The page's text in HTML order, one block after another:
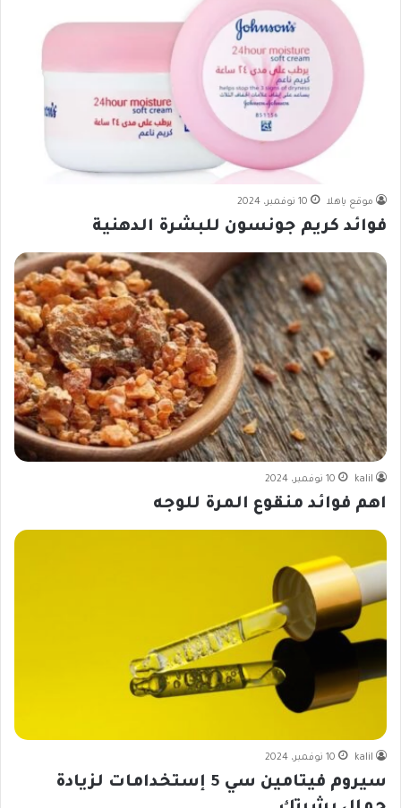
موقع ياهلا 10 نوفمبر، 2024
فوائد كريم جونسون للبشرة الدهنية
kalil 10 نوفمبر، 2024
اهم فوائد منقوع المرة للوجه
kalil 10 نوفمبر، 2024
سيروم فيتامين سي 5 إستخدامات لزيادة